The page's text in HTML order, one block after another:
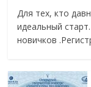
Для тех, кто
идеальный
новичков